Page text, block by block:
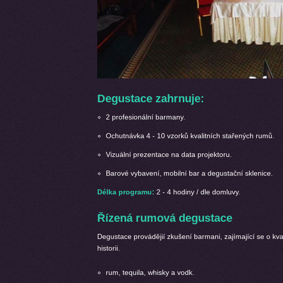
Degustace zahrnuje:
2 profesionální barmany.
Ochutnávka 4 - 10 vzorků kvalitních stařených rumů.
Vizuální prezentace na data projektoru.
Barové vybavení, mobilní bar a degustační sklenice.
Délka programu: 2 - 4 hodiny / dle domluvy.
Řízená rumová degustace
Degustace provádějií zkušení barmani, zajímající se o
historii.
rum, tequila, whisky a vodk.